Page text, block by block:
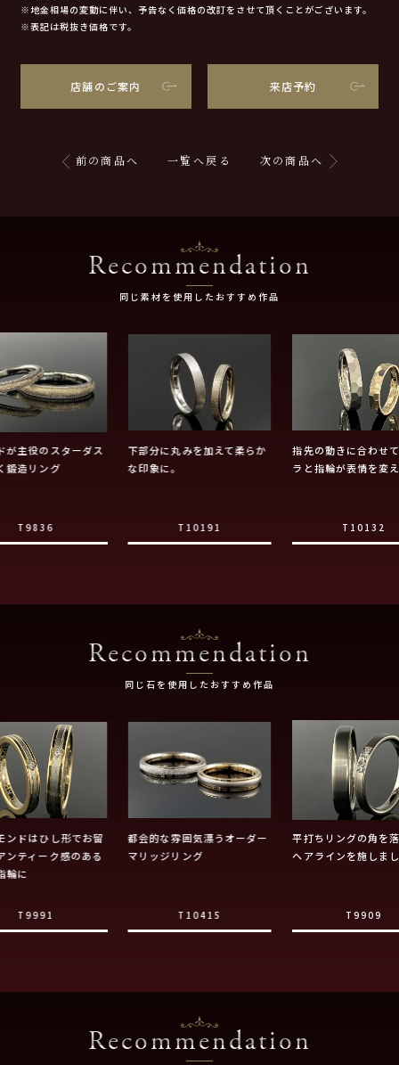
※地金相場の変動に伴い、予告なく価格の改訂をさせて頂くことがございます。
※表記は税抜き価格です。
店舗のご案内 来店予約
前の商品へ 一覧へ戻る 次の商品へ
Recommendation
同じ素材を使用したおすすめ作品
が主役のスターダス
鍛造リング
T9836
下部分に丸みを加えて柔らか
な印象に。
T10191
指先の動きに合わせ
ラと指輪が表情を変
T10132
Recommendation
同じ石を使用したおすすめ作品
ンドはひし形でお留
ンティーク感のある
輪に
T9991
都会的な雰囲気漂うオーダー
マリッジリング
T10415
平打ちリングの角を
ヘアラインを施しま
T9909
Recommendation